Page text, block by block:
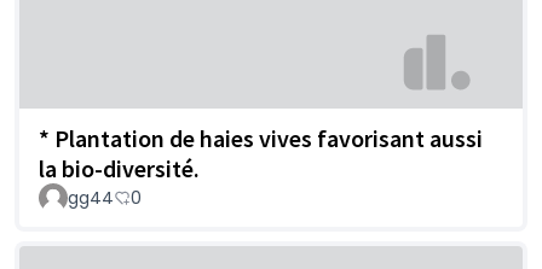
* Plantation de haies vives favorisant aussi
la bio-diversité.
gg44 0